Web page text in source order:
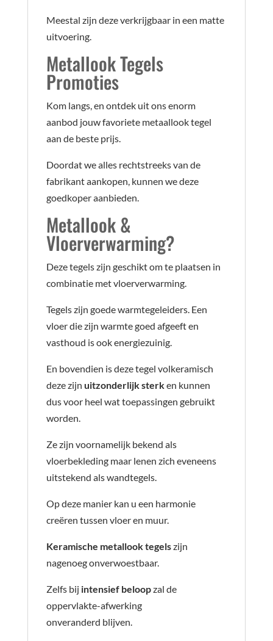
Meestal zijn deze verkrijgbaar in een matte
uitvoering.
Metallook Tegels
Promoties
Kom langs, en ontdek uit ons enorm
aanbod jouw favoriete metaallook tegel
aan de beste prijs.
Doordat we alles rechtstreeks van de
fabrikant aankopen, kunnen we deze
goedkoper aanbieden.
Metallook &
Vloerverwarming?
Deze tegels zijn geschikt om te plaatsen in
combinatie met vloerverwarming.
Tegels zijn goede warmtegeleiders. Een
vloer die zijn warmte goed afgeeft en
vasthoud is ook energiezuinig.
En bovendien is deze tegel volkeramisch
deze zijn uitzonderlijk sterken kunnen
dus voor heel wat toepassingen gebruikt
worden.
Ze zijn voornamelijk bekend als
vloerbekleding maar lenen zich eveneens
uitstekend als wandtegels.
Op deze manier kan u een harmonie
creëren tussen vloer en muur.
Keramische metallook tegelszijn
nagenoeg onverwoestbaar.
Zelfs bij intensief beloopzal de
oppervlakte-afwerking
onveranderd blijven.